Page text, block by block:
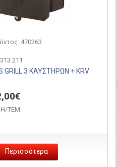
470263
3 ΚΑΥΣΤΗΡΩΝ + KRV
ΤΕΜ
Περισσότερα